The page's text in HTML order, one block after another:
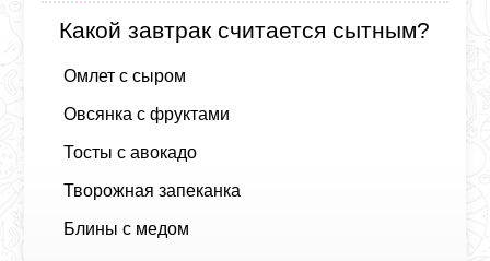
Какой завтрак считается сытным?
Омлет с сыром
Овсянка с фруктами
Тосты с авокадо
Творожная запеканка
Блины с медом